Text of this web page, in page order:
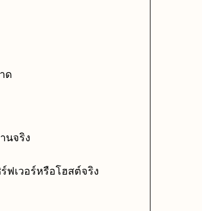
ด
นจริง
ฟเวอร์หรือโฮสต์จริง